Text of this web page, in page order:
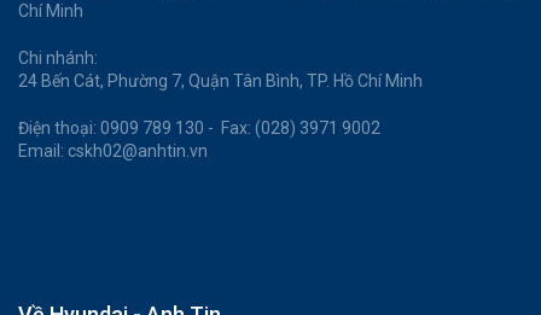
Chí Minh
Chi nhánh:
24 Bến Cát, Phường 7, Quận Tân Bình, TP. Hồ Chí Minh
Điện thoại: 0909 789 130 - Fax: (028) 3971 9002
Email: cskh02@anhtin.vn